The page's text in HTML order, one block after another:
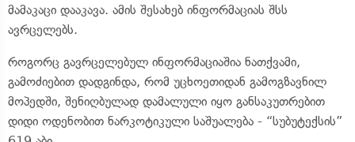
მამაკაცი დააკავა. ამის შესახებ ინფორმაციას შსს
ავრცელებს.
როგორც გავრცელებულ ინფორმაციაშია ნათქვამი,
გამოძიებით დადგინდა, რომ უცხოეთიდან გამოგზავნილ
მოპედში, შენიღბულად დამალული იყო განსაკუთრებით
დიდი ოდენობით ნარკოტიკული საშუალება - “სუბუტექსის”